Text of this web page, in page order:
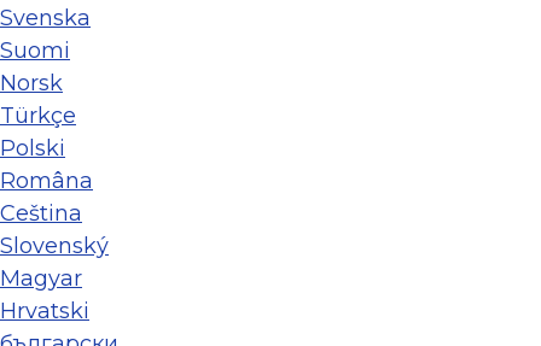
Svenska
Suomi
Norsk
Türkçe
Polski
Româna
Ceština
Slovenský
Magyar
Hrvatski